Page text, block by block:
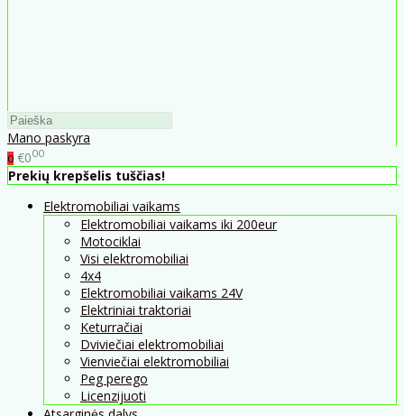
Mano paskyra
0 €000
Prekių krepšelis tuščias!
Elektromobiliai vaikams
Elektromobiliai vaikams iki 200eur
Motociklai
Visi elektromobiliai
4x4
Elektromobiliai vaikams 24V
Elektriniai traktoriai
Keturračiai
Dviviečiai elektromobiliai
Vienviečiai elektromobiliai
Peg perego
Licenzijuoti